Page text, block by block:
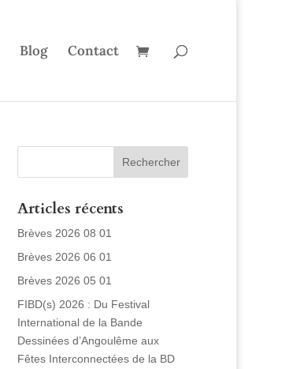
Blog Contact
Articles récents
Brèves 2026 08 01
Brèves 2026 06 01
Brèves 2026 05 01
FIBD(s) 2026 : Du Festival
International de la Bande
Dessinées d’Angoulême aux
Fêtes Interconnectées de la BD